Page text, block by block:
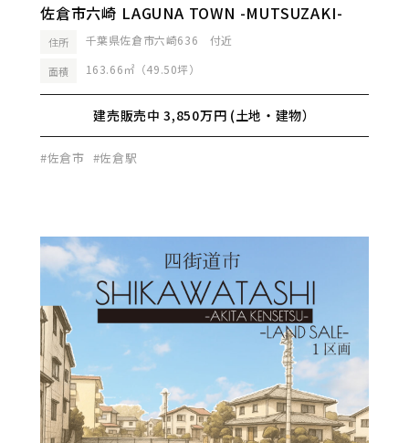
佐倉市六崎 LAGUNA TOWN -MUTSUZAKI-
住所 千葉県佐倉市六崎636 付近
面積 163.66㎡（49.50坪）
建売販売中 3,850万円 (土地・建物）
#佐倉市 #佐倉駅